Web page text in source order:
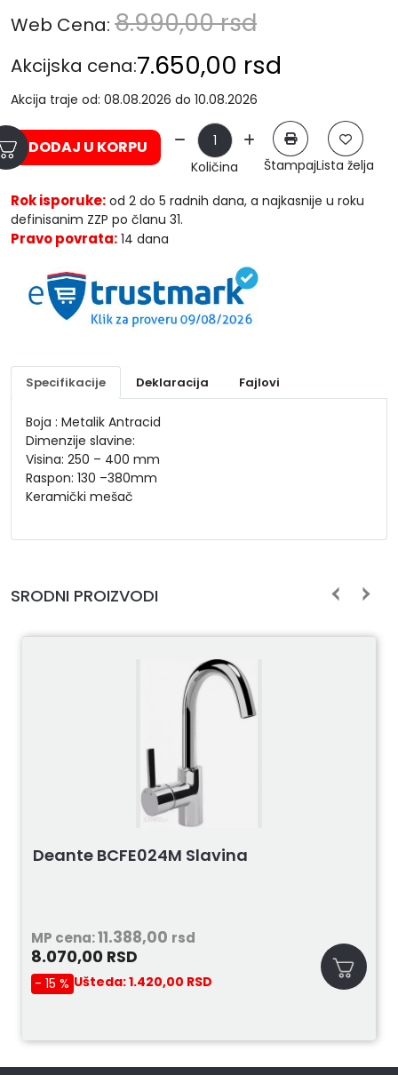
Web Cena: 8.990,00rsd
Akcijska cena:7.650,00 rsd
Akcija traje od: 08.08.2026 do 10.08.2026
DODAJ U KORPU
Količina ŠtampajLista želja
Rok isporuke: od 2 do 5 radnih dana, a najkasnije u roku
definisanim ZZP po članu 31.
Pravo povrata: 14 dana
Specifikacije Deklaracija Fajlovi
Boja : Metalik Antracid
Dimenzije slavine:
Visina: 250 – 400 mm
Raspon: 130 –380mm
Keramički mešač
SRODNI PROIZVODI
Deante BCFE024M Slavina
MP cena:11.388,00 rsd
8.070,00 RSD
- 15 % Ušteda:1.420,00 RSD